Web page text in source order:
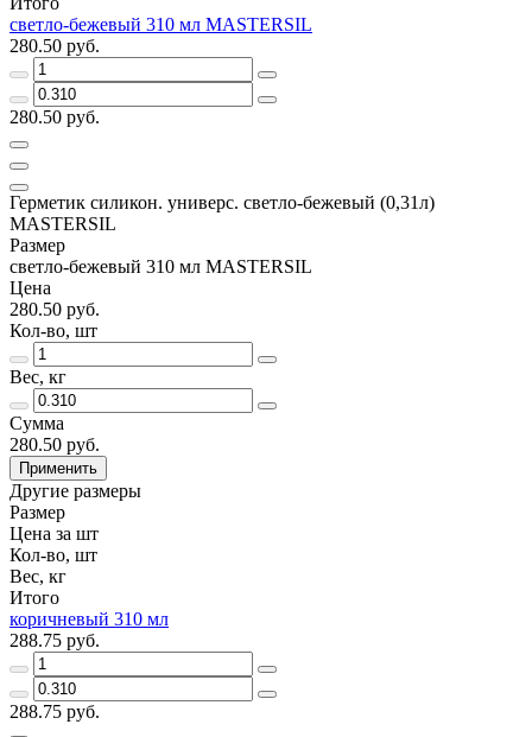
светло-бежевый 310 мл MASTERSIL
280.50 руб.
280.50 руб.
Герметик силикон. универс. светло-бежевый (0,31л)
MASTERSIL
Размер
светло-бежевый 310 мл MASTERSIL
Цена
280.50 руб.
Кол-во, шт
Вес, кг
Сумма
280.50 руб.
Применить
Другие размеры
Размер
Цена за шт
Кол-во, шт
Вес, кг
Итого
коричневый 310 мл
288.75 руб.
288.75 руб.